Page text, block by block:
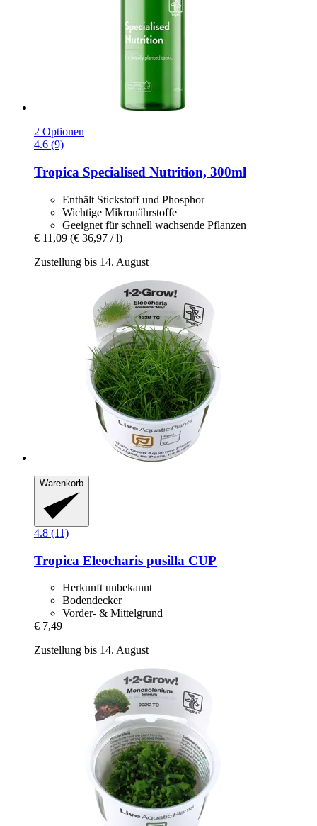
2 Optionen
4.6 (9)
Tropica Specialised Nutrition, 300ml
Enthält Stickstoff und Phosphor
Wichtige Mikronährstoffe
Geeignet für schnell wachsende Pflanzen
€ 11,09 (€ 36,97 / l)
Zustellung bis 14. August
Warenkorb
4.8 (11)
Tropica Eleocharis pusilla CUP
Herkunft unbekannt
Bodendecker
Vorder- & Mittelgrund
€ 7,49
Zustellung bis 14. August